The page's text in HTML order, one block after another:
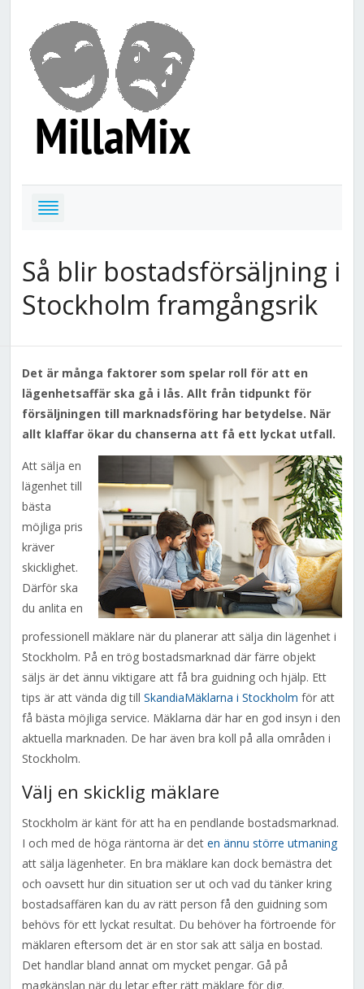
Så blir bostadsförsäljning i
Stockholm framgångsrik
Det är många faktorer som spelar roll för att en
lägenhetsaffär ska gå i lås. Allt från tidpunkt för
försäljningen till marknadsföring har betydelse. När
allt klaffar ökar du chanserna att få ett lyckat utfall.
Att sälja en
lägenhet till
bästa
möjliga pris
kräver
skicklighet.
Därför ska
du anlita en
professionell mäklare när du planerar att sälja din lägenhet i
Stockholm. På en trög bostadsmarknad där färre objekt
säljs är det ännu viktigare att få bra guidning och hjälp. Ett
tips är att vända dig till SkandiaMäklarna i Stockholm för att
få bästa möjliga service. Mäklarna där har en god insyn i den
aktuella marknaden. De har även bra koll på alla områden i
Stockholm.
Välj en skicklig mäklare
Stockholm är känt för att ha en pendlande bostadsmarknad.
I och med de höga räntorna är det en ännu större utmaning
att sälja lägenheter. En bra mäklare kan dock bemästra det
och oavsett hur din situation ser ut och vad du tänker kring
bostadsaffären kan du av rätt person få den guidning som
behövs för ett lyckat resultat. Du behöver ha förtroende för
mäklaren eftersom det är en stor sak att sälja en bostad.
Det handlar bland annat om mycket pengar. Gå på
magkänslan när du letar efter rätt mäklare för dig.